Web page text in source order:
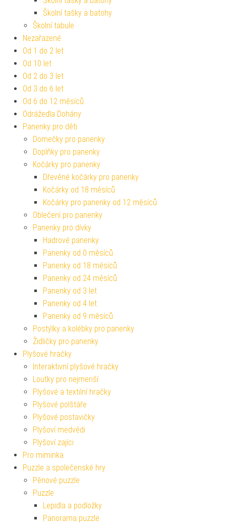
Školní tašky a batohy
Školní tabule
Nezařazené
Od 1 do 2 let
Od 10 let
Od 2 do 3 let
Od 3 do 6 let
Od 6 do 12 měsíců
Odrážedla Dohány
Panenky pro děti
Domečky pro panenky
Doplňky pro panenky
Kočárky pro panenky
Dřevěné kočárky pro panenky
Kočárky od 18 měsíců
Kočárky pro panenky od 12 měsíců
Oblečení pro panenky
Panenky pro dívky
Hadrové panenky
Panenky od 0 měsíců
Panenky od 18 měsíců
Panenky od 24 měsíců
Panenky od 3 let
Panenky od 4 let
Panenky od 9 měsíců
Postýlky a kolébky pro panenky
Židličky pro panenky
Plyšové hračky
Interaktivní plyšové hračky
Loutky pro nejmenší
Plyšové a textilní hračky
Plyšové polštáře
Plyšové postavičky
Plyšoví medvědi
Plyšoví zajíci
Pro miminka
Puzzle a společenské hry
Pěnové puzzle
Puzzle
Lepidla a podložky
Panorama puzzle